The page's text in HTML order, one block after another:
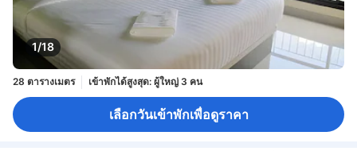
1/18
28 ตารางเมตร เข้าพักได้สูงสุด: ผู้ใหญ่ 3 คน
เลือกวันเข้าพักเพื่อดูราคา